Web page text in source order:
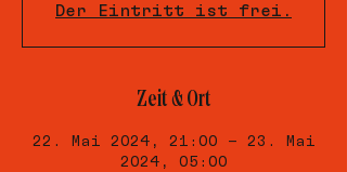
Der Eintritt ist frei.
Zeit & Ort
22. Mai 2024, 21:00 – 23. Mai
2024, 05:00